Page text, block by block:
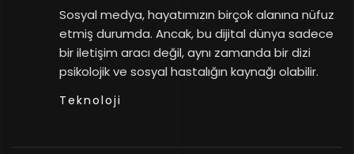
Sosyal medya, hayatımızın birçok alanına nüfuz
etmiş durumda. Ancak, bu dijital dünya sadece
bir iletişim aracı değil, aynı zamanda bir dizi
psikolojik ve sosyal hastalığın kaynağı olabilir.
Teknoloji